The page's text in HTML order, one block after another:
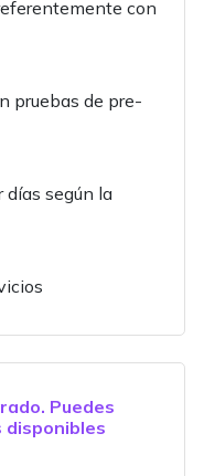
con
pruebas de pre-
según la
Puedes